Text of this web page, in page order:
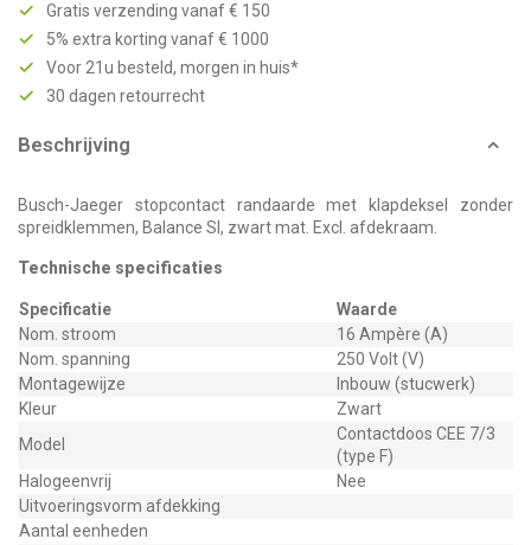
Gratis verzending vanaf € 150
5% extra korting vanaf € 1000
Voor 21u besteld, morgen in huis*
30 dagen retourrecht
Beschrijving
Busch-Jaeger stopcontact randaarde met klapdeksel zonder
spreidklemmen, Balance SI, zwart mat. Excl. afdekraam.
Technische specificaties
Specificatie
Waarde
Nom. stroom
16 Ampère (A)
Nom. spanning
250 Volt (V)
Montagewijze
Inbouw (stucwerk)
Kleur
Zwart
Model
Contactdoos CEE 7/3
(type F)
Halogeenvrij
Nee
Uitvoeringsvorm afdekking
Aantal eenheden